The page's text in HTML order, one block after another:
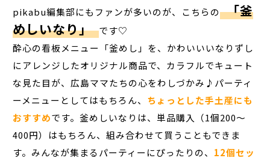
pikabu編集部にもファンが多いのが、こちらの 「釜
めしいなり」 です♡
酔心の看板メニュー「釜めし」を、かわいいいなりずし
にアレンジしたオリジナル商品で、カラフルでキュート
な見た目が、広島ママたちの心をわしづかみ♪パーティ
ーメニューとしてはもちろん、 ちょっとした手土産にも
おすすめです。釜めしいなりは、単品購入（1個200～
400円）はもちろん、組み合わせて買うこともできま
す。みんなが集まるパーティーにぴったりの、 12個セッ